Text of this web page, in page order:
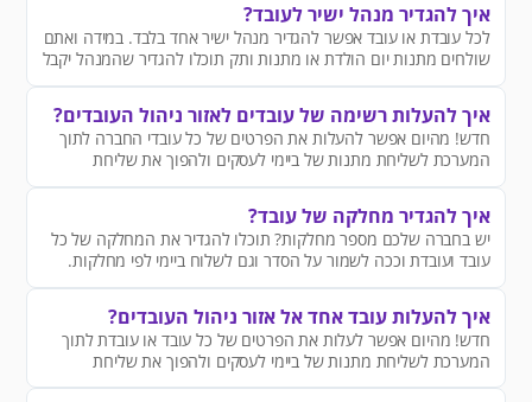
איך להגדיר מנהל ישיר לעובד?
לכל עובדת או עובד אפשר להגדיר מנהל ישיר אחד בלבד. במידה ואתם
שולחים מתנות יום הולדת או מתנות ותק תוכלו להגדיר שהמנהל יקבל
תזכורת לפני שנשלחת המתנה ביום המיוחד של העובדים שלו
איך להעלות רשימה של עובדים לאזור ניהול העובדים?
חדש! מהיום אפשר להעלות את הפרטים של כל עובדי החברה לתוך
המערכת לשליחת מתנות של ביימי לעסקים ולהפוך את שליחת
המתנות למהירה וקלה יותר.
איך להגדיר מחלקה של עובד?
יש בחברה שלכם מספר מחלקות? תוכלו להגדיר את המחלקה של כל
עובד ועובדת וככה לשמור על הסדר וגם לשלוח ביימי לפי מחלקות.
לדוגמה - לשלוח ביימי למחלקת השיווק שזכו בתחרות תחפושות, או
איך להעלות עובד אחד אל אזור ניהול העובדים?
חדש! מהיום אפשר לעלות את הפרטים של כל עובד או עובדת לתוך
המערכת לשליחת מתנות של ביימי לעסקים ולהפוך את שליחת
המתנות למהירה וקלה יותר.